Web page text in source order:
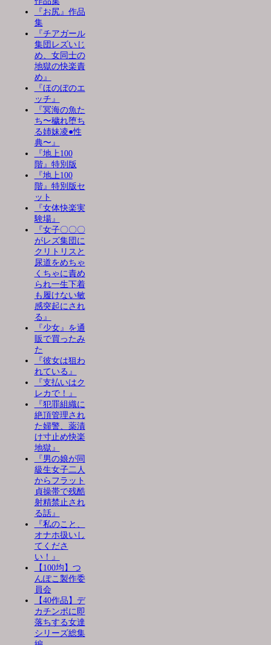
『お尻』作品
集
『チアガール
集団レズいじ
め、女同士の
地獄の快楽責
め』
『ほのぼのエ
ッチ』
『冥海の魚た
ち〜穢れ堕ち
る姉妹凌●性
典〜』
『地上100
階』特別版
『地上100
階』特別版セ
ット
『女体快楽実
験場』
『女子〇〇〇
がレズ集団に
クリトリスと
尿道をめちゃ
くちゃに責め
られ一生下着
も履けない敏
感突起にされ
る』
『少女』を通
販で買ったみ
た
『彼女は狙わ
れている』
『支払いはク
レカで！』
『犯罪組織に
絶頂管理され
た婦警、薬漬
け寸止め快楽
地獄』
『男の娘が同
級生女子二人
からフラット
貞操帯で残酷
射精禁止され
る話』
『私のこと、
オナホ扱いし
てくださ
い！』
【100均】つ
んぽこ製作委
員会
【40作品】デ
カチンポに即
落ちする女達
シリーズ総集